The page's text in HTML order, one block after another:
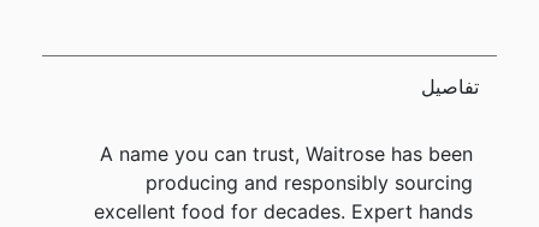
تفاصيل
A name you can trust, Waitrose has been
producing and responsibly sourcing
excellent food for decades. Expert hands